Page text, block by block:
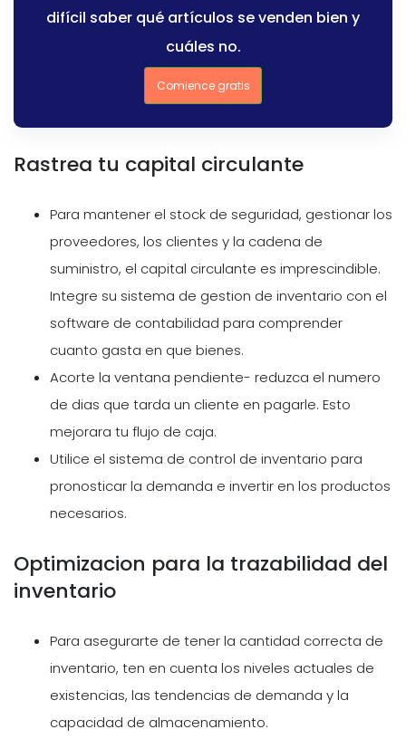
difícil saber qué artículos se venden bien y
cuáles no.
Comience gratis
Rastrea tu capital circulante
Para mantener el stock de seguridad, gestionar los
proveedores, los clientes y la cadena de
suministro, el capital circulante es imprescindible.
Integre su sistema de gestion de inventario con el
software de contabilidad para comprender
cuanto gasta en que bienes.
Acorte la ventana pendiente- reduzca el numero
de dias que tarda un cliente en pagarle. Esto
mejorara tu flujo de caja.
Utilice el sistema de control de inventario para
pronosticar la demanda e invertir en los productos
necesarios.
Optimizacion para la trazabilidad del
inventario
Para asegurarte de tener la cantidad correcta de
inventario, ten en cuenta los niveles actuales de
existencias, las tendencias de demanda y la
capacidad de almacenamiento.